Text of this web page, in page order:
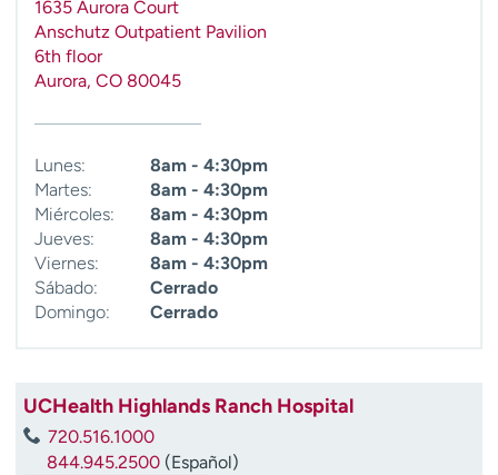
1635 Aurora Court
Anschutz Outpatient Pavilion
6th floor
Aurora, CO 80045
Lunes:
8am - 4:30pm
Martes:
8am - 4:30pm
Miércoles:
8am - 4:30pm
Jueves:
8am - 4:30pm
Viernes:
8am - 4:30pm
Sábado:
Cerrado
Domingo:
Cerrado
UCHealth Highlands Ranch Hospital
720.516.1000
844.945.2500 (Español)